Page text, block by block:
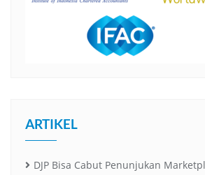
ARTIKEL
DJP Bisa Cabut Penunjukan